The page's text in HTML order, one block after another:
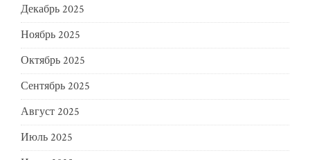
Декабрь 2025
Ноябрь 2025
Октябрь 2025
Сентябрь 2025
Август 2025
Июль 2025